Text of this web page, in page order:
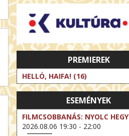
PREMIEREK
HELLÓ, HAIFA! (16)
ESEMÉNYEK
FILMCSOBBANÁS: NYOLC HEGY
2026.08.06 19:30 - 22:00